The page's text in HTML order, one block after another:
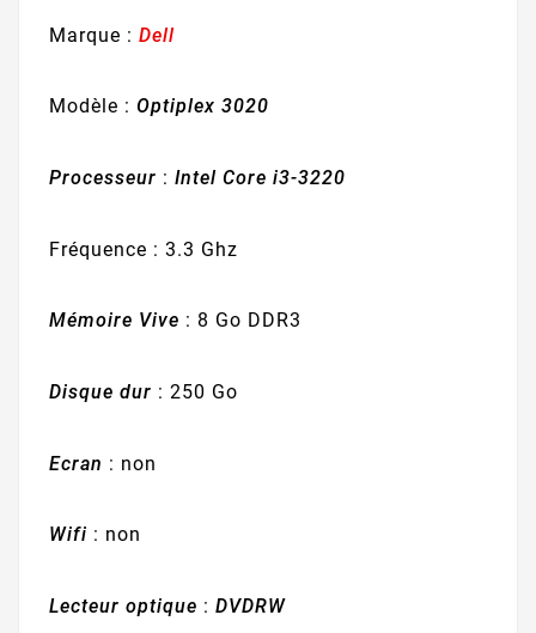
Marque : Dell
Modèle : Optiplex 3020
Processeur : Intel Core i3-3220
Fréquence : 3.3 Ghz
Mémoire Vive : 8 Go DDR3
Disque dur : 250 Go
Ecran : non
Wifi : non
Lecteur optique : DVDRW